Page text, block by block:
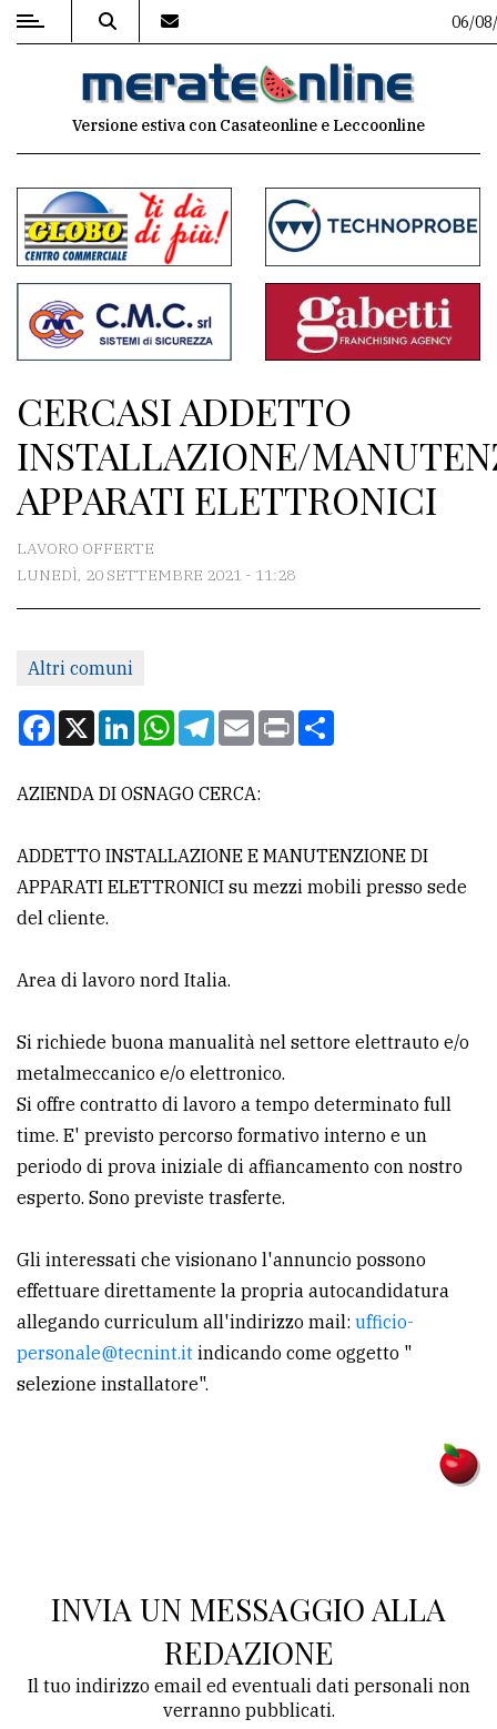
MENU
commenti
Contenuti
del
sito
Associazioni
Meteo
CONTATTI
Scrivici
Per
la
pubblicità
CERCA
Cerca
comune
Ricerca
avanzata
LE
ALTRE
TESTATE
PRIVACY
06/
Versione estiva con Casateonline e Leccoonline
CERCASI ADDETTO
INSTALLAZIONE/
APPARATI ELETTRONICI
LAVORO OFFERTE
LUNEDÌ, 20 SETTEMBRE 2021 - 11:28
Altri comuni
Facebook
X LinkedInWhatsApp
Telegram
EmailPrint
AZIENDA DI OSNAGO CERCA:
ADDETTO INSTALLAZIONE E MANUTENZIONE DI
APPARATI ELETTRONICI su mezzi mobili presso sede
del cliente.
Area di lavoro nord Italia.
Si richiede buona manualità nel settore elettrauto e/o
metalmeccanico e/o elettronico.
Si offre contratto di lavoro a tempo determinato full
time. E' previsto percorso formativo interno e un
periodo di prova iniziale di affiancamento con nostro
esperto. Sono previste trasferte.
Gli interessati che visionano l'annuncio possono
effettuare direttamente la propria autocandidatura
allegando curriculum all'indirizzo mail: ufficio-
personale@tecnint.it indicando come oggetto "
selezione installatore".
INVIA UN MESSAGGIO ALLA
REDAZIONE
Il tuo indirizzo email ed eventuali dati personali non
verranno pubblicati.